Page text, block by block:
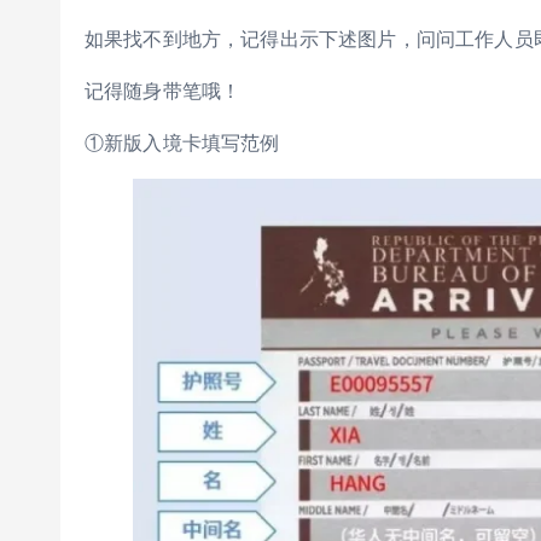
如果找不到地方，记得出示下述图片，问问工作人员
记得随身带笔哦！
①新版入境卡填写范例